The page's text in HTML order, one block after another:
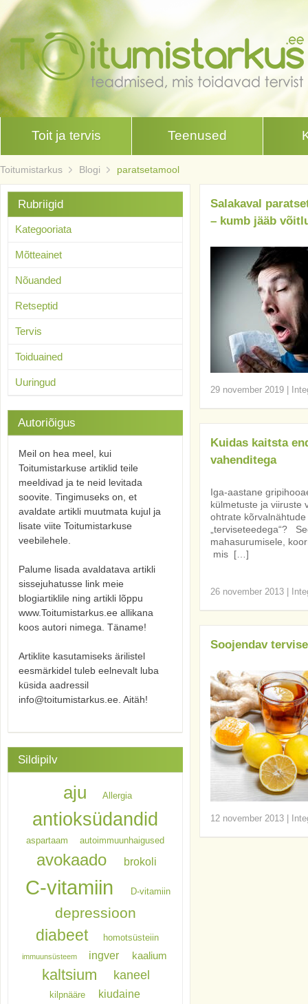
Toit ja tervis Teenused
Toitumistarkus Blogi paratsetamool
Salakaval
– kumb jääb
29 november 2019
Kuidas kaitsta
vahenditega
Iga-aastane
külmetuste ja viiruste
ohtrate
„terviseteedega“?
mahasurumisele,
mis […]
26 november 2013
Soojendav
12 november 2013
Rubriigid
Kategooriata
Mõtteainet
Nõuanded
Retseptid
Tervis
Toiduained
Uuringud
Autoriõigus
Meil on hea meel, kui
Toitumistarkuse artiklid teile
meeldivad ja te neid levitada
soovite. Tingimuseks on, et
avaldate artikli muutmata kujul ja
lisate viite Toitumistarkuse
veebilehele.
Palume lisada avaldatava artikli
sissejuhatusse link meie
blogiartiklile ning artikli lõppu
www.Toitumistarkus.ee allikana
koos autori nimega. Täname!
Artiklite kasutamiseks ärilistel
eesmärkidel tuleb eelnevalt luba
küsida aadressil
info@toitumistarkus.ee. Aitäh!
Sildipilv
aju Allergia
antioksüdandid
aspartaam autoimmuunhaigused
avokaado brokoli
C-vitamiin D-vitamiin
depressioon
diabeet homotsüsteiin
immuunsüsteem ingver kaalium
kaltsium kaneel
kilpnääre kiudaine